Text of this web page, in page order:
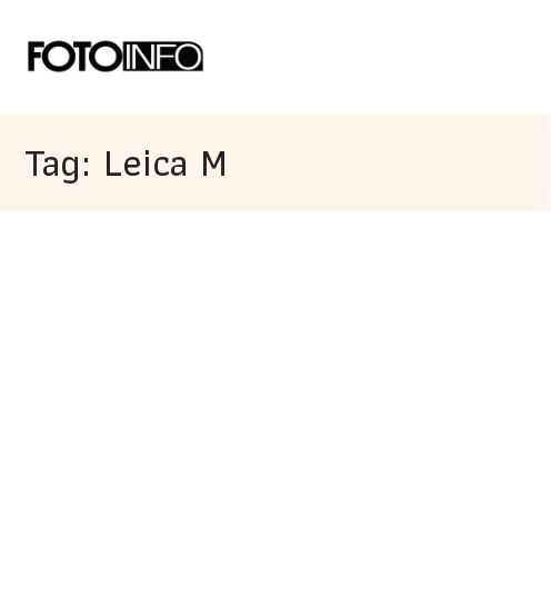
Tag: Leica M